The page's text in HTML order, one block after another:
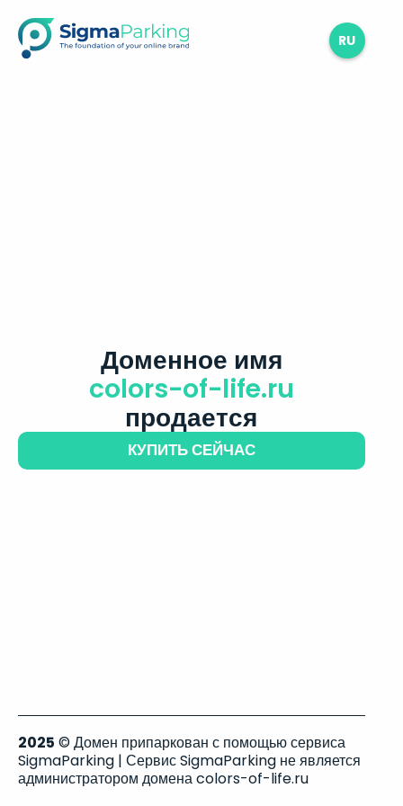
RU
Доменное имя
colors-of-life.ru
продается
КУПИТЬ СЕЙЧАС
2025 © Домен припаркован с помощью сервиса
SigmaParking | Сервис SigmaParking не является
администратором домена colors-of-life.ru